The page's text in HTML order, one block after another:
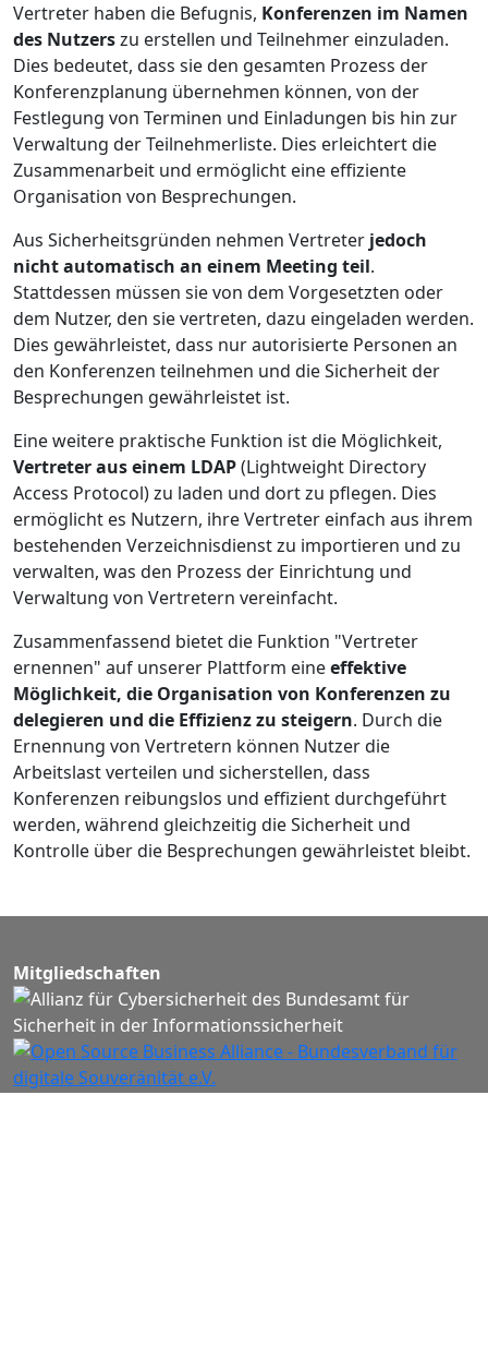
Vertreter haben die Befugnis, Konferenzen im Namen
des Nutzerszu erstellen und Teilnehmer einzuladen.
Dies bedeutet, dass sie den gesamten Prozess der
Konferenzplanung übernehmen können, von der
Festlegung von Terminen und Einladungen bis hin zur
Verwaltung der Teilnehmerliste. Dies erleichtert die
Zusammenarbeit und ermöglicht eine effiziente
Organisation von Besprechungen.
Aus Sicherheitsgründen nehmen Vertreter jedoch
nicht automatisch an einem Meeting teil.
Stattdessen müssen sie von dem Vorgesetzten oder
dem Nutzer, den sie vertreten, dazu eingeladen werden.
Dies gewährleistet, dass nur autorisierte Personen an
den Konferenzen teilnehmen und die Sicherheit der
Besprechungen gewährleistet ist.
Eine weitere praktische Funktion ist die Möglichkeit,
Vertreter aus einem LDAP(Lightweight Directory
Access Protocol) zu laden und dort zu pflegen. Dies
ermöglicht es Nutzern, ihre Vertreter einfach aus ihrem
bestehenden Verzeichnisdienst zu importieren und zu
verwalten, was den Prozess der Einrichtung und
Verwaltung von Vertretern vereinfacht.
Zusammenfassend bietet die Funktion "Vertreter
ernennen" auf unserer Plattform eineeffektive
Möglichkeit, die Organisation von Konferenzen zu
delegieren und die Effizienz zu steigern. Durch die
Ernennung von Vertretern können Nutzer die
Arbeitslast verteilen und sicherstellen, dass
Konferenzen reibungslos und effizient durchgeführt
werden, während gleichzeitig die Sicherheit und
Kontrolle über die Besprechungen gewährleistet bleibt.
Mitgliedschaften